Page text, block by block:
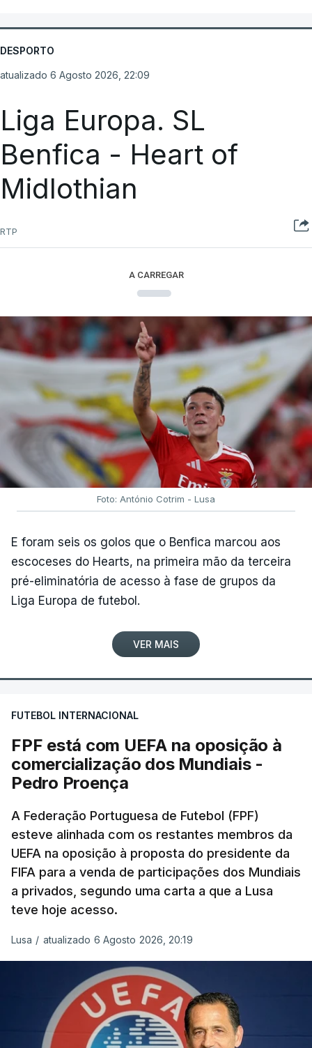
DESPORTO
atualizado 6 Agosto 2026, 22:09
Liga Europa. SL
Benfica - Heart of
Midlothian
RTP
A CARREGAR
Foto: António Cotrim - Lusa
E foram seis os golos que o Benfica marcou aos
escoceses do Hearts, na primeira mão da terceira
pré-eliminatória de acesso à fase de grupos da
Liga Europa de futebol.
VER MAIS
FUTEBOL INTERNACIONAL
FPF está com UEFA na oposição à
comercialização dos Mundiais -
Pedro Proença
A Federação Portuguesa de Futebol (FPF)
esteve alinhada com os restantes membros da
UEFA na oposição à proposta do presidente da
FIFA para a venda de participações dos Mundiais
a privados, segundo uma carta a que a Lusa
teve hoje acesso.
Lusa / atualizado 6 Agosto 2026, 20:19